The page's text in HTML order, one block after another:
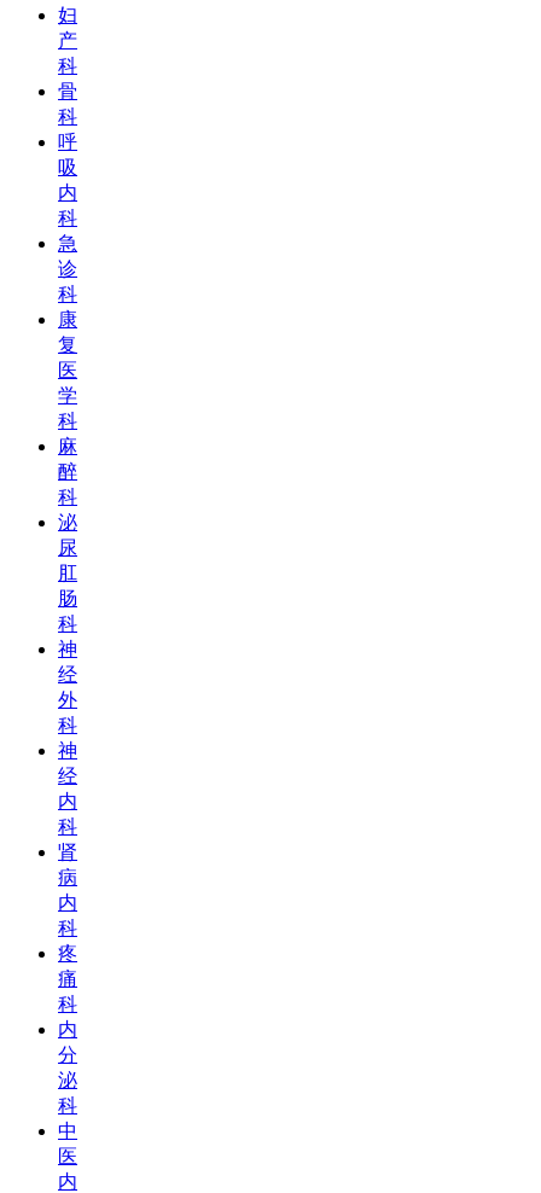
妇
产
科
骨
科
呼
吸
内
科
急
诊
科
康
复
医
学
科
麻
醉
科
泌
尿
肛
肠
科
神
经
外
科
神
经
内
科
肾
病
内
科
疼
痛
科
内
分
泌
科
中
医
内